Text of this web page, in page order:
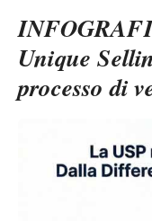
Unique
processo di